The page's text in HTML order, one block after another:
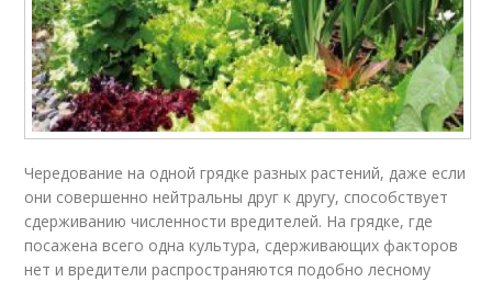
Чередование на одной грядке разных растений, даже если
они совершенно нейтральны друг к другу, способствует
сдерживанию численности вредителей. На грядке, где
посажена всего одна культура, сдерживающих факторов
нет и вредители распространяются подобно лесному